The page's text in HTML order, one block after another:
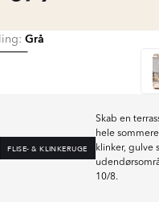
Grå
FLISE- & KLINKERUGE
Skab en
hele
klinker, gulve
10/8.